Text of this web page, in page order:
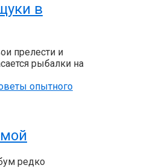
в
прелести и
рыбалки на
редко